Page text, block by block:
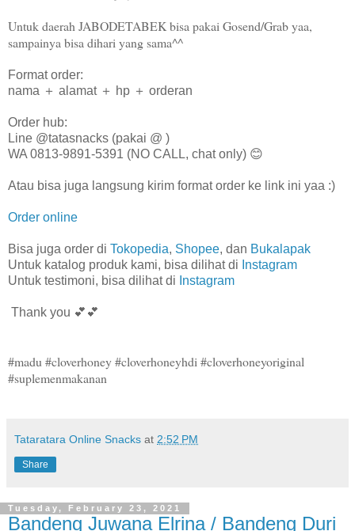
Untuk daerah JABODETABEK bisa pakai Gosend/Grab yaa,
sampainya bisa dihari yang sama^^
Format order:
nama ＋ alamat ＋ hp ＋ orderan
Order hub:
Line @tatasnacks (pakai @ )
WA 0813-9891-5391 (NO CALL, chat only) 😊
Atau bisa juga langsung kirim format order ke link ini yaa :)
Order online
Bisa juga order di Tokopedia, Shopee, dan Bukalapak
Untuk katalog produk kami, bisa dilihat di Instagram
Untuk testimoni, bisa dilihat di Instagram
Thank you 💕💕
#madu #cloverhoney #cloverhoneyhdi #cloverhoneyoriginal
#suplemenmakanan
Tataratara Online Snacks at 2:52 PM
Share
Tuesday, February 23, 2021
Bandeng Juwana Elrina / Bandeng Duri